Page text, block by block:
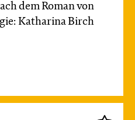
dem Roman von
Katharina Birch